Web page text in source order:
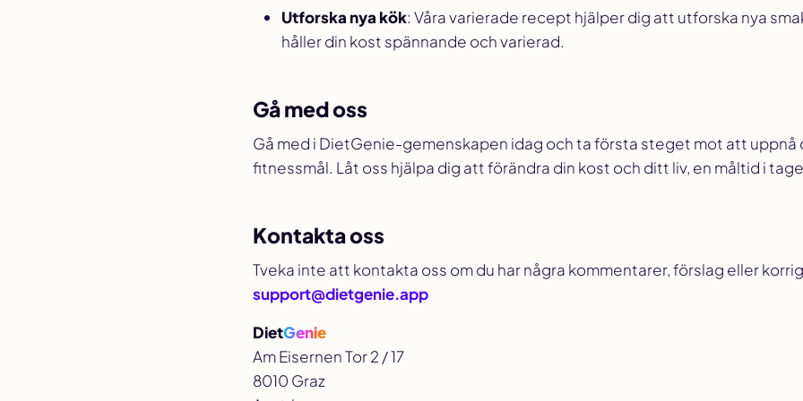
Utforska nya kök: Våra varierade recept hjälper dig att utforska nya
håller din kost spännande och varierad.
Gå med oss
Gå med i DietGenie-gemenskapen idag och ta första steget mot att uppnå
fitnessmål. Låt oss hjälpa dig att förändra din kost och ditt liv, en måltid i
Kontakta oss
Tveka inte att kontakta oss om du har några kommentarer, förslag eller
support@dietgenie.app
DietGenie
Am Eisernen Tor 2 / 17
8010 Graz